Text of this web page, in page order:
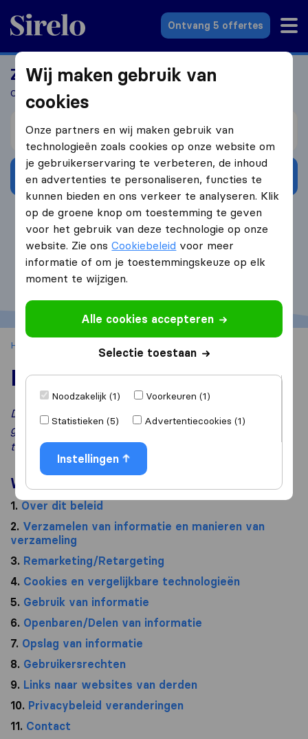
Sirelo.nl
Ontvang 5 offertes
Zoek jij een verhuizer?
Ontvang 5 gratis offertes in 3 stappen
Verhuizen van
Ontvang gratis offertes
4.3 793 Google reviews
Home
Privacybeleid
Dit is een vertaling van ons
geval van geschillen is de Engelse versie van
toepassing.
Wat kan je hier vinden?
1. Over dit beleid
2. Verzamelen van informatie en manieren van
verzameling
3. Remarketing/Retargeting
4. Cookies en vergelijkbare technologieën
5. Gebruik van informatie
6. Openbaren/Delen van informatie
7. Opslag van informatie
8. Gebruikersrechten
9. Links naar websites van derden
10. Privacybeleid veranderingen
11. Contact
Wij maken gebruik van
cookies
Onze partners en wij maken gebruik van
technologieën zoals cookies op onze website om
je gebruikerservaring te verbeteren, de inhoud
en advertenties te personaliseren, functies te
kunnen bieden en ons verkeer te analyseren. Klik
op de groene knop om toestemming te geven
voor het gebruik van deze technologie op onze
website. Zie onsCookiebeleid voor meer
informatie of om je toestemmingskeuze op elk
moment te wijzigen.
Alle cookies accepteren
Selectie toestaan
Noodzakelijk (1)
Voorkeuren (1)
Statistieken (5)
Advertentiecookies (1)
Instellingen